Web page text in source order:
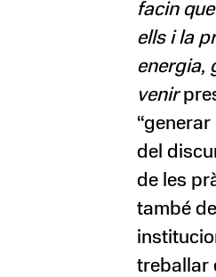
facin
ells i la
energia,
venir
del
de les
també
treballar